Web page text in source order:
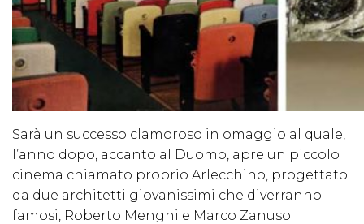
Sarà un successo clamoroso in omaggio al quale,
l’anno dopo, accanto al Duomo, apre un piccolo
cinema chiamato proprio Arlecchino, progettato
da due architetti giovanissimi che diverranno
famosi, Roberto Menghi e Marco Zanuso.